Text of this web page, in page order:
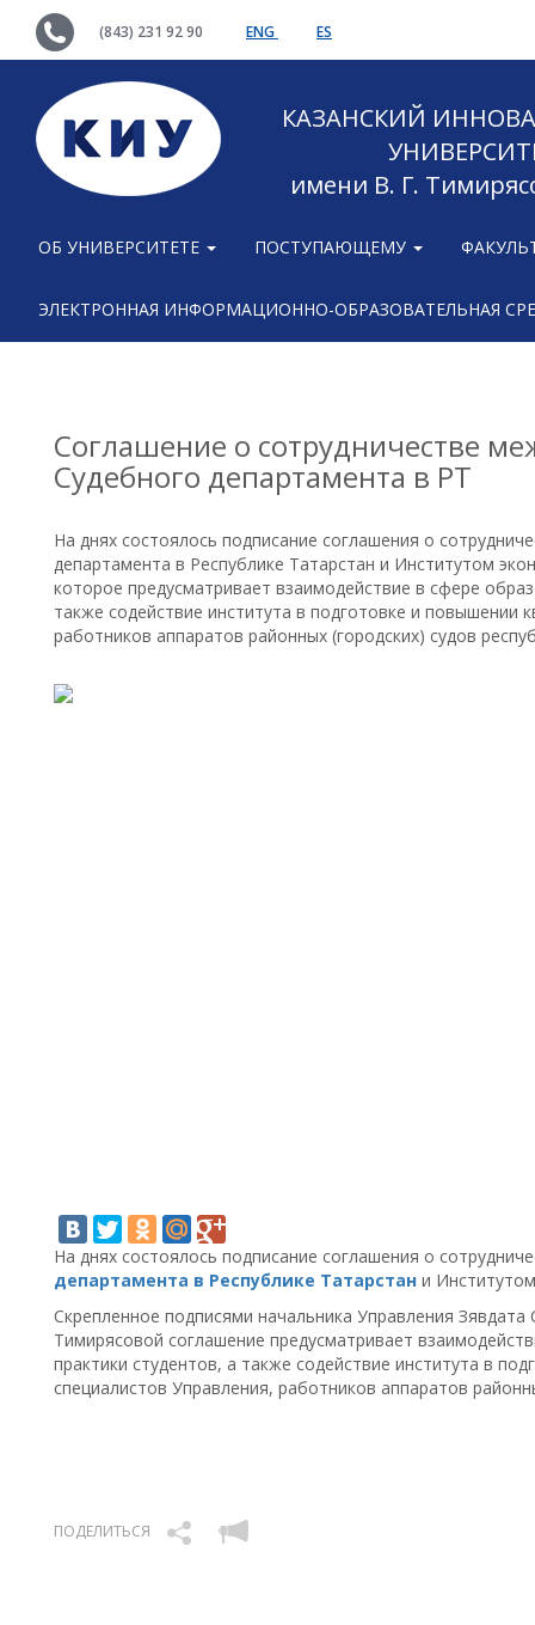
(843) 231 92 90 ENG ES
КАЗАНСКИЙ
имени В. Г.
ОБ УНИВЕРСИТЕТЕ ПОСТУПАЮЩЕМУ
ЭЛЕКТРОННАЯ ИНФОРМАЦИОННО-ОБРАЗОВАТЕЛЬНАЯ
Соглашение о сотрудничестве
Судебного департамента в РТ
На днях состоялось подписание соглашения о
департамента в Республике Татарстан и Институтом
которое предусматривает взаимодействие в сфере
также содействие института в подготовке и повышении
работников аппаратов районных (городских) судов
На днях состоялось подписание соглашения о
департамента в Республике Татарстан и
Скрепленное подписями начальника Управления
Тимирясовой соглашение предусматривает
практики студентов, а также содействие института в
специалистов Управления, работников аппаратов
ПОДЕЛИТЬСЯ